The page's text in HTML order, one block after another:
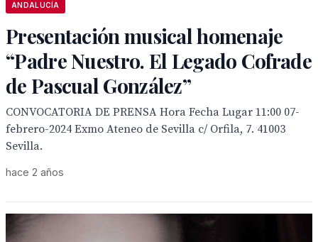
ANDALUCÍA
Presentación musical homenaje
“Padre Nuestro. El Legado Cofrade
de Pascual González”
CONVOCATORIA DE PRENSA Hora Fecha Lugar 11:00 07-
febrero-2024 Exmo Ateneo de Sevilla c/ Orfila, 7. 41003
Sevilla.
hace 2 años